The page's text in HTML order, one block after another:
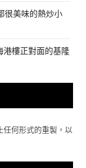
很美味的熱炒小
港樓正對面的基隆
何形式的重製，以